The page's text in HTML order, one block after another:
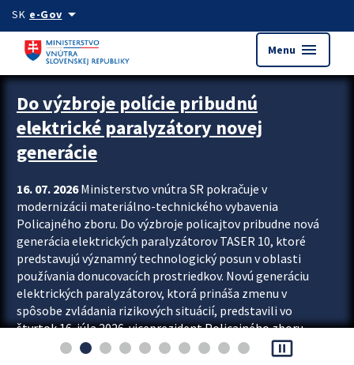
Preskocit na hlavný obsah
SK e-Govarrow_drop_down
Menu menu
Zastavit automatický posun upútavok
Do výzbroje polície pribudnú
elektrické paralyzátory novej
generácie
16. 07. 2026Ministerstvo vnútra SR pokračuje v
modernizácii materiálno-technického vybavenia
Policajného zboru. Do výzbroje policajtov pribudne nová
generácia elektrických paralyzátorov TASER 10, ktoré
predstavujú významný technologický posun v oblasti
používania donucovacích prostriedkov. Novú generáciu
elektrických paralyzátorov, ktorá prináša zmenu v
spôsobe zvládania rizikových situácií, predstavili vo
štvrtok 16. júla 2026 viceprezident Policajného zboru
Rastislav Polakovič a riaditeľ odboru výcviku...
pause_presentation